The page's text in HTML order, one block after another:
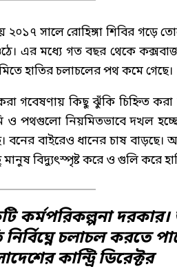
সালে রোহিঙ্গা শিবির গড়ে
এর মধ্যে গত বছর থেকে
হাতির চলাচলের পথ কমে গেছে।
গবেষণায় কিছু ঝুঁকি চিহ্নিত
ও পথগুলো নিয়মিতভাবে দখল
বনের বাইরেও ধানের চাষ
বিদ্যুৎস্পৃষ্ট করে ও গুলি করে
কর্মপরিকল্পনা
চলাচল করতে
কান্ট্রি ডিরেক্টর